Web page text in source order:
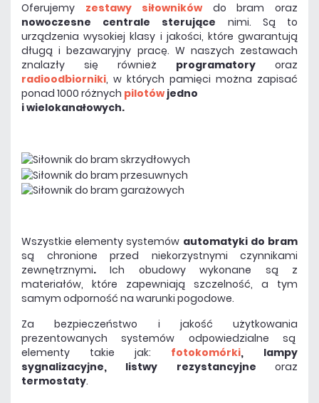
Oferujemy zestawy siłowników
do bram oraz
nowoczesne centrale sterujące nimi. Są to
urządzenia wysokiej klasy i jakości, które gwarantują
długą i bezawaryjny pracę. W naszych zestawach
znalazły się również programatory oraz
radioodbiorniki, w których pamięci można zapisać
ponad 1000 różnych pilotów jedno
i wielokanałowych.
Wszystkie elementy systemów automatyki do bram
są chronione przed niekorzystnymi czynnikami
zewnętrznymi.Ich obudowy wykonane są z
materiałów, które zapewniają szczelność, a tym
samym odporność na warunki pogodowe.
Za bezpieczeństwo i jakość użytkowania
prezentowanych systemów odpowiedzialne są
elementy takie jak:
fotokomórki, lampy
sygnalizacyjne, listwy rezystancyjne oraz
termostaty.